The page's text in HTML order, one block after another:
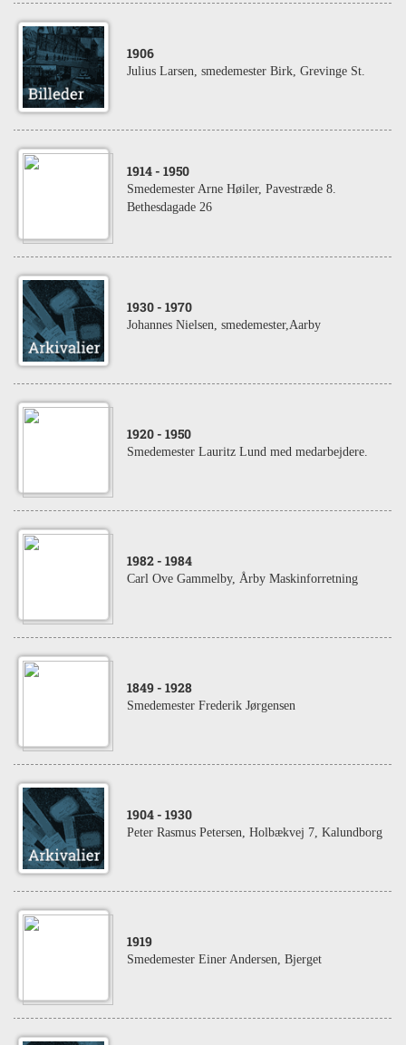
1906
Julius Larsen, smedemester Birk, Grevinge St.
1914 - 1950
Smedemester Arne Høiler, Pavestræde 8.
Bethesdagade 26
1930 - 1970
Johannes Nielsen, smedemester,Aarby
1920 - 1950
Smedemester Lauritz Lund med medarbejdere.
1982 - 1984
Carl Ove Gammelby, Årby Maskinforretning
1849 - 1928
Smedemester Frederik Jørgensen
1904 - 1930
Peter Rasmus Petersen, Holbækvej 7, Kalundborg
1919
Smedemester Einer Andersen, Bjerget